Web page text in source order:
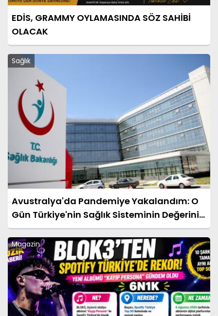
EDİS, GRAMMY OYLAMASINDA SÖZ SAHİBİ
OLACAK
Sağlık
Avustralya'da Pandemiye Yakalandım: O
Gün Türkiye'nin Sağlık Sisteminin Değerini
Çok Daha İyi Anladım
Magazin